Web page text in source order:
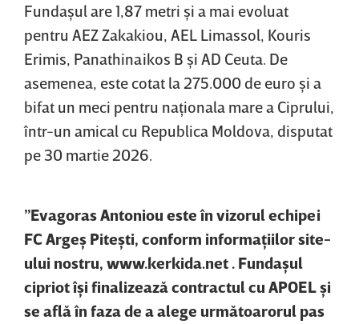
Fundaşul are 1,87 metri şi a mai evoluat
pentru AEZ Zakakiou, AEL Limassol, Kouris
Erimis, Panathinaikos B şi AD Ceuta. De
asemenea, este cotat la 275.000 de euro şi a
bifat un meci pentru naţionala mare a Ciprului,
într-un amical cu Republica Moldova, disputat
pe 30 martie 2026.
”Evagoras Antoniou este în vizorul echipei
FC Argeş Piteşti, conform informaţiilor site-
ului nostru, www.kerkida.net . Fundaşul
cipriot îşi finalizează contractul cu APOEL şi
se află în faza de a alege următoarorul pas